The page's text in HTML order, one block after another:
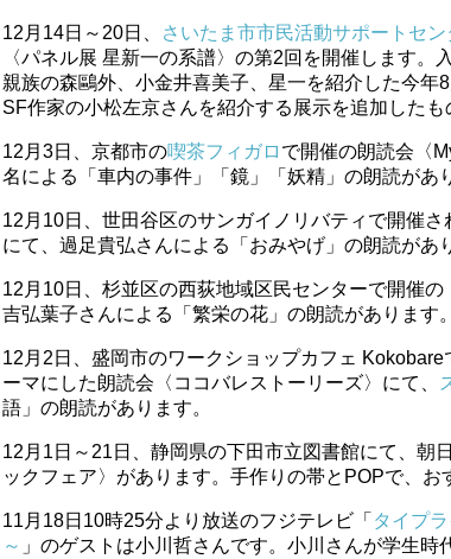
12月14日～20日、 さいたま市市民活動サポートセン
〈パネル展 星新一の系譜〉の第2回を開催します。
親族の森鷗外、小金井喜美子、星一を紹介した今年
SF作家の小松左京さんを紹介する展示を追加したも
12月3日、京都市の喫茶フィガロ で開催の朗読会〈
名による「車内の事件」「鏡」「妖精」の朗読があ
12月10日、世田谷区のサンガイノリバティで開催さ
にて、過足貴弘さんによる「おみやげ」の朗読があ
12月10日、杉並区の西荻地域区民センターで開催の
吉弘葉子さんによる「繁栄の花」の朗読があります。
12月2日、盛岡市のワークショップカフェ
ーマにした朗読会〈ココバレストーリーズ〉にて、
語」の朗読があります。
12月1日～21日、静岡県の下田市立図書館にて、朝
ックフェア〉があります。手作りの帯とPOPで、お
11月18日10時25分より放送のフジテレビ「 タイプ
～ 」のゲストは小川哲さんです。小川さんが学生時